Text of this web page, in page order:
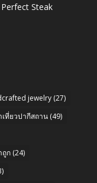
Steak
jewelry(27)
ที่ยวปากีสถาน(49)
ถูก(24)